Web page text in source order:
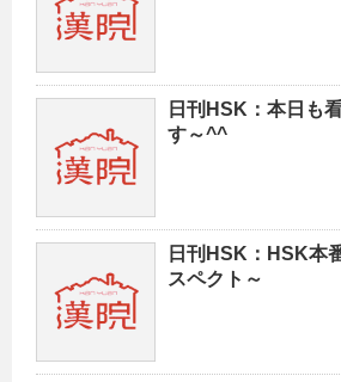
日刊HSK：本日も
す～^^
日刊HSK：HSK本
スペクト～